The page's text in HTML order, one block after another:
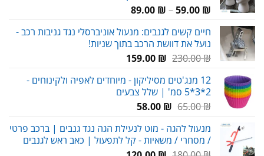
59.00 ₪
–
89.00 ₪
טווח
עד
חיים קשים לגנבים: מנעול אוניברסלי נגד גניבות רכב -
נועל את דוושת הרכב בתוך שניות!
230.00₪
המחיר
היה:
230.00 ₪.
159.00 ₪
המחיר
הוא:
159.00 ₪.
12 מנג'טים מסיליקון - מיוחדים לאפיה ולקינוחים -
2*3*5 סמ' | שלל צבעים
65.00₪
המחיר
היה:
65.00 ₪.
58.00 ₪
המחיר
הוא:
58.00 ₪.
מנעול להגה - מוט לנעילת הגה נגד גנבים | ברכב פרטי
/ מסחרי / משאיות - קל לתפעול | כאב ראש לגנבים